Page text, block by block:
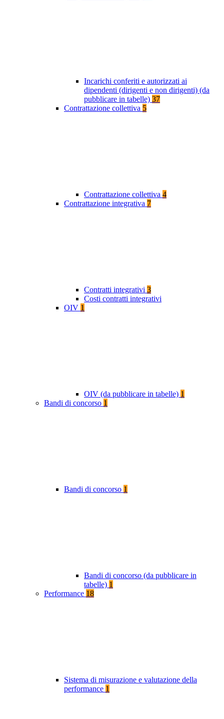
Incarichi conferiti e autorizzati ai
dipendenti (dirigenti e non dirigenti) (da
pubblicare in tabelle) 37
Contrattazione collettiva 5
Contrattazione collettiva 4
Contrattazione integrativa 7
Contratti integrativi 3
Costi contratti integrativi
OIV 1
OIV (da pubblicare in tabelle) 1
Bandi di concorso 1
Bandi di concorso 1
Bandi di concorso (da pubblicare in
tabelle) 1
Performance 18
Sistema di misurazione e valutazione della
performance 1